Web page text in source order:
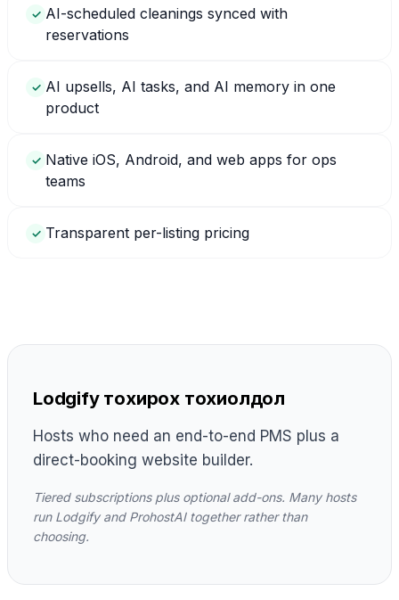
✓ AI-scheduled cleanings synced with
reservations
✓ AI upsells, AI tasks, and AI memory in one
product
✓ Native iOS, Android, and web apps for ops
teams
✓ Transparent per-listing pricing
Lodgify тохирох тохиолдол
Hosts who need an end-to-end PMS plus a
direct-booking website builder.
Tiered subscriptions plus optional add-ons. Many hosts
run Lodgify and ProhostAI together rather than
choosing.